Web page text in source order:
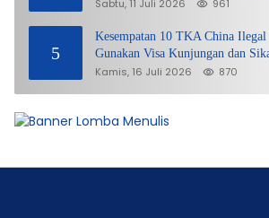
Sabtu, 11 Juli 2026 961
5
Kesempatan 10 TKA China Ilegal
Gunakan Visa Kunjungan dan
Imigrasi Kepri?
Kamis, 16 Juli 2026 870